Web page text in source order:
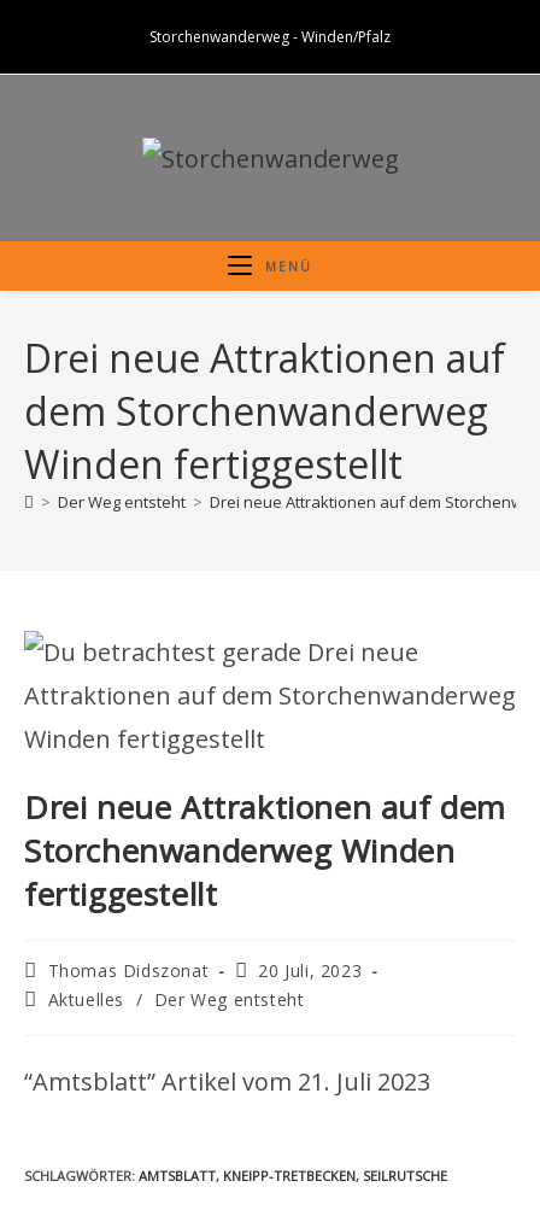
springen
Storchenwanderweg - Winden/Pfalz
MENÜ
Drei neue Attraktionen auf
dem Storchenwanderweg
Winden fertiggestellt
> Der Weg entsteht > Drei neue Attraktionen auf dem
Drei neue Attraktionen auf dem
Storchenwanderweg Winden
fertiggestellt
Beitrags-
Autor:
Thomas Didszonat
Beitrag
veröffentlicht:
20 Juli, 2023
Beitrags-
Aktuelles / Der Weg entsteht
“Amtsblatt” Artikel vom 21. Juli 2023
SCHLAGWÖRTER: AMTSBLATT, KNEIPP-TRETBECKEN, SEILRUTSCHE